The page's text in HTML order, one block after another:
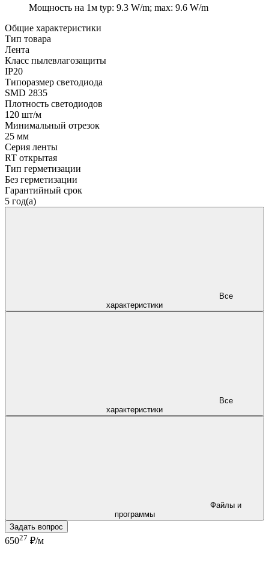
Мощность на 1м typ: 9.3 W/m; max: 9.6 W/m
Общие характеристики
Тип товара
Лента
Класс пылевлагозащиты
IP20
Типоразмер светодиода
SMD 2835
Плотность светодиодов
120 шт/м
Минимальный отрезок
25 мм
Серия ленты
RT открытая
Тип герметизации
Без герметизации
Гарантийный срок
5 год(а)
характеристики
характеристики
программы
Задать вопрос
65027 ₽/м